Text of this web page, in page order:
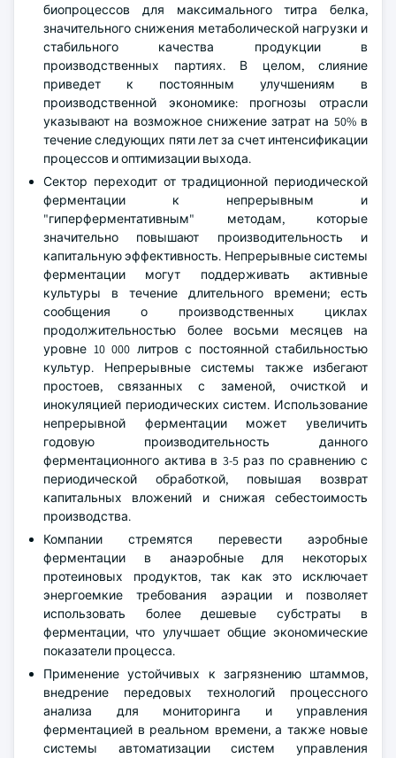
биопроцессов для максимального титра белка,
значительного снижения метаболической нагрузки и
стабильного качества продукции в
производственных партиях. В целом, слияние
приведет к постоянным улучшениям в
производственной экономике: прогнозы отрасли
указывают на возможное снижение затрат на 50% в
течение следующих пяти лет за счет интенсификации
процессов и оптимизации выхода.
Сектор переходит от традиционной периодической
ферментации к непрерывным и
"гиперферментативным" методам, которые
значительно повышают производительность и
капитальную эффективность. Непрерывные системы
ферментации могут поддерживать активные
культуры в течение длительного времени; есть
сообщения о производственных циклах
продолжительностью более восьми месяцев на
уровне 10 000 литров с постоянной стабильностью
культур. Непрерывные системы также избегают
простоев, связанных с заменой, очисткой и
инокуляцией периодических систем. Использование
непрерывной ферментации может увеличить
годовую производительность данного
ферментационного актива в 3-5 раз по сравнению с
периодической обработкой, повышая возврат
капитальных вложений и снижая себестоимость
производства.
Компании стремятся перевести аэробные
ферментации в анаэробные для некоторых
протеиновых продуктов, так как это исключает
энергоемкие требования аэрации и позволяет
использовать более дешевые субстраты в
ферментации, что улучшает общие экономические
показатели процесса.
Применение устойчивых к загрязнению штаммов,
внедрение передовых технологий процессного
анализа для мониторинга и управления
ферментацией в реальном времени, а также новые
системы автоматизации систем управления